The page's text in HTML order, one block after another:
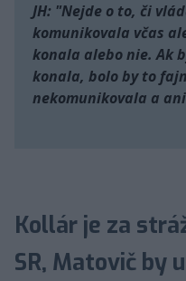
JH: "Nejde o to, či
komunikovala včas
konala alebo nie. Ak
konala, bolo by to
nekomunikovala a
Kollár je za
SR, Matovič by